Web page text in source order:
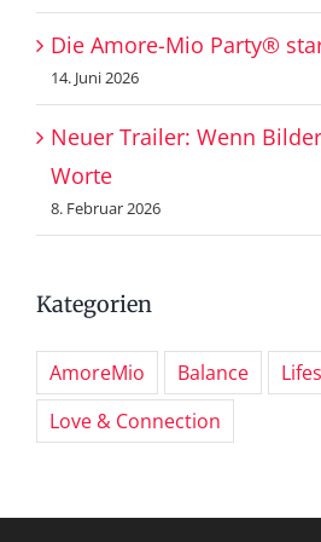
Die Amore-Mio Party®
14. Juni 2026
Neuer Trailer: Wenn
Worte
8. Februar 2026
Kategorien
AmoreMio Balance
Love & Connection